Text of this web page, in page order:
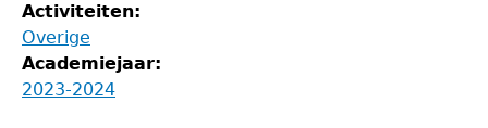
Activiteiten:
Overige
Academiejaar:
2023-2024